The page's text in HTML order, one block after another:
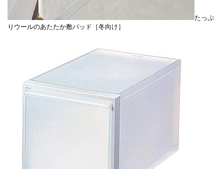
たっぷ
りウールのあたたか敷パッド［冬向け］